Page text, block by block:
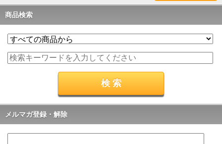
商品検索
メルマガ登録・解除